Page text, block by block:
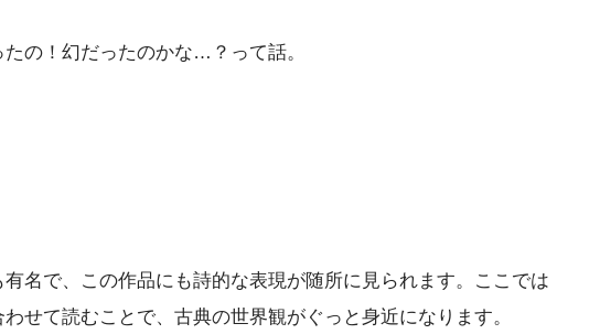
の！幻だったのかな…？って話。
名で、この作品にも詩的な表現が随所に見られます。ここでは
せて読むことで、古典の世界観がぐっと身近になります。